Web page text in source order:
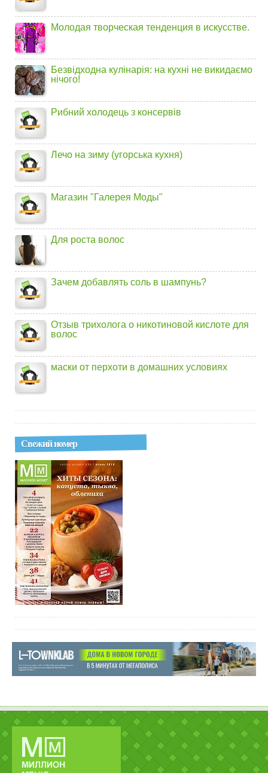
Молодая творческая тенденция в искусстве.
Безвідходна кулінарія: на кухні не викидаємо
нічого!
Рибний холодець з консервів
Лечо на зиму (угорська кухня)
Магазин "Галерея Моды"
Для роста волос
Зачем добавлять соль в шампунь?
Отзыв трихолога о никотиновой кислоте для
волос
маски от перхоти в домашних условиях
Свежий номер